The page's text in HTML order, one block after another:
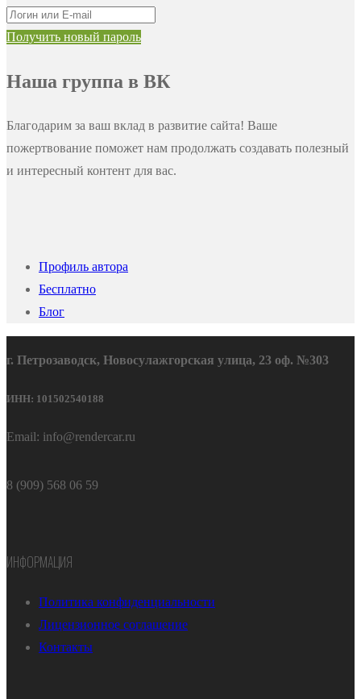
Получить новый пароль
Наша группа в ВК
Благодарим за ваш вклад в развитие сайта! Ваше
пожертвование поможет нам продолжать создавать полезный
и интересный контент для вас.
Профиль автора
Бесплатно
Блог
г. Петрозаводск, Новосулажгорская улица, 23 оф. №303
ИНН: 101502540188
Email: info@rendercar.ru
8 (909) 568 06 59
ИНФОРМАЦИЯ
Политика конфиденциальности
Лицензионное соглашение
Контакты